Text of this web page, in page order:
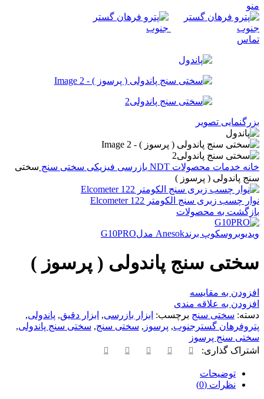
منو
تماس
بزرگنمایی تصویر
خانه خدمات محصولات NDT بازرسی فیزیکی سختی سنج سختی
سنج پاندولی ( پرسوز )
نوار چسب زبری سنج الکومتر Elcometer 122
بازگشت به محصولات
ویدیوبروسکوپ برندAnesok مدلG10PRO
سختی سنج پاندولی ( پرسوز )
افزودن به مقایسه
افزودن به علاقه مندی
دسته: سختی سنج برچسب: ابزار بازرسی, ابزار دقیق, پاندولی,
پتروفرهان گسترجنوب, پرسوز , سختی سنج, سختی سنج پاندولی,
سختی سنج پرسوز
اشتراک گذاری:
توضیحات
نظرات (0)